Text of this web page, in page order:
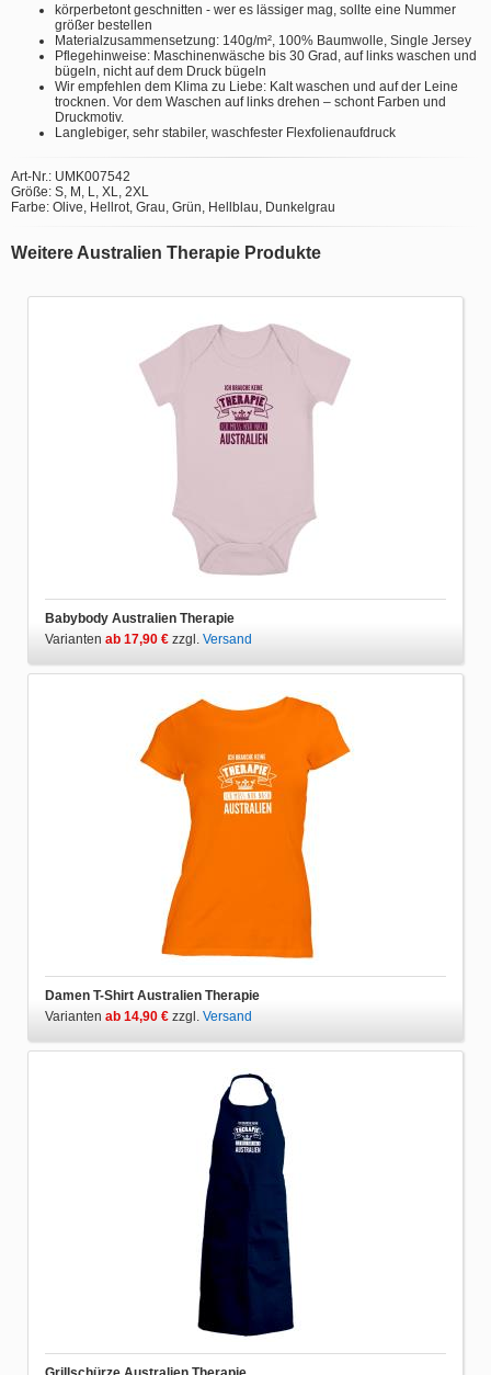
körperbetont geschnitten - wer es lässiger mag, sollte eine Nummer
größer bestellen
Materialzusammensetzung: 140g/m², 100% Baumwolle, Single Jersey
Pflegehinweise: Maschinenwäsche bis 30 Grad, auf links waschen und
bügeln, nicht auf dem Druck bügeln
Wir empfehlen dem Klima zu Liebe: Kalt waschen und auf der Leine
trocknen. Vor dem Waschen auf links drehen – schont Farben und
Druckmotiv.
Langlebiger, sehr stabiler, waschfester Flexfolienaufdruck
Art-Nr.: UMK007542
Größe: S, M, L, XL, 2XL
Farbe: Olive, Hellrot, Grau, Grün, Hellblau, Dunkelgrau
Weitere Australien Therapie Produkte
Babybody Australien Therapie
Varianten ab 17,90 € zzgl. Versand
Damen T-Shirt Australien Therapie
Varianten ab 14,90 € zzgl. Versand